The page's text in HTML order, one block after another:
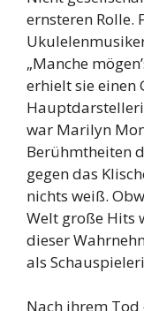
ernsteren Rolle.
„Manche
erhielt sie einen
war Marilyn
Berühmtheiten
gegen das
nichts weiß.
Welt große Hits
dieser
als
Nach ihrem